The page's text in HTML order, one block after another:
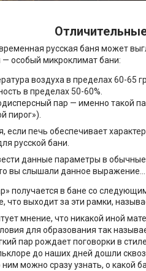
русская баня может
особый микроклимат бани:
воздуха в пределах 60-65
в пределах 50-60%.
пар — именно такой
пирог»).
если печь обеспечивает
русской бани.
данные параметры в
вы слышали данное выражение...
получается в бане со
что выходит за эти рамки,
мнение, что никакой иной
для образования так
пар рождает поговорки в
до наших дней дошли
ним можно сразу узнать, о какой